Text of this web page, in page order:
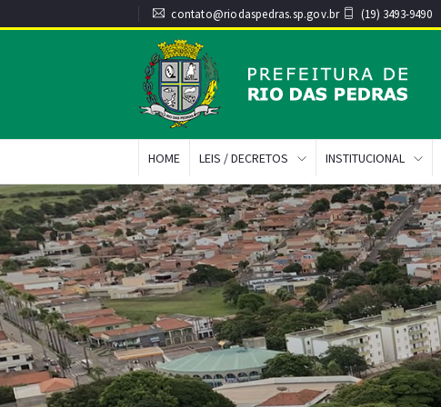
contato@riodaspedras.sp.gov.br (19) 3493-9490
HOME LEIS / DECRETOS INSTITUCIONAL